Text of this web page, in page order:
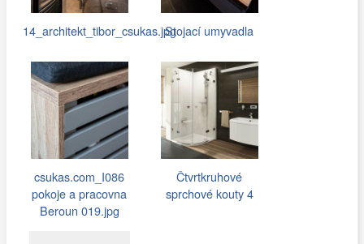
14_architekt_tibor_csukas.jpgStojací umyvadla
csukas.com_I086
pokoje a pracovna
Beroun 019.jpg
Čtvrtkruhové
sprchové kouty 4